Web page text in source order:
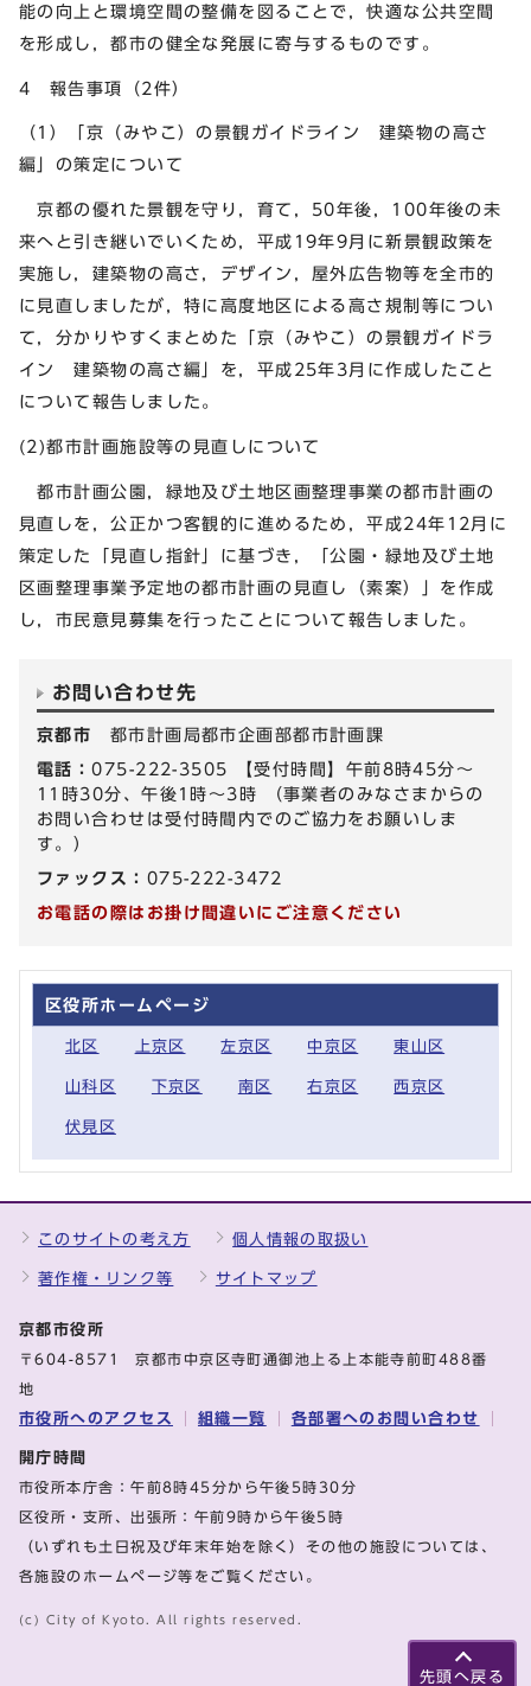
能の向上と環境空間の整備を図ることで，快適な公共空間
を形成し，都市の健全な発展に寄与するものです。
4 報告事項（2件）
（1）「京（みやこ）の景観ガイドライン 建築物の高さ
編」の策定について
京都の優れた景観を守り，育て，50年後，100年後の未
来へと引き継いでいくため，平成19年9月に新景観政策を
実施し，建築物の高さ，デザイン，屋外広告物等を全市的
に見直しましたが，特に高度地区による高さ規制等につい
て，分かりやすくまとめた「京（みやこ）の景観ガイドラ
イン 建築物の高さ編」を，平成25年3月に作成したこと
について報告しました。
(2)都市計画施設等の見直しについて
都市計画公園，緑地及び土地区画整理事業の都市計画の
見直しを，公正かつ客観的に進めるため，平成24年12月に
策定した「見直し指針」に基づき，「公園・緑地及び土地
区画整理事業予定地の都市計画の見直し（素案）」を作成
し，市民意見募集を行ったことについて報告しました。
お問い合わせ先
京都市 都市計画局都市企画部都市計画課
電話：075-222-3505 【受付時間】午前8時45分～
11時30分、午後1時～3時 （事業者のみなさまからの
お問い合わせは受付時間内でのご協力をお願いしま
す。）
ファックス： 075-222-3472
お電話の際はお掛け間違いにご注意ください
区役所ホームページ
北区 上京区 左京区 中京区 東山区
山科区 下京区 南区 右京区 西京区
伏見区
先頭へ戻る
このサイトの考え方 個人情報の取扱い
著作権・リンク等 サイトマップ
京都市役所
〒604-8571 京都市中京区寺町通御池上る上本能寺前町488番
地
市役所へのアクセス 組織一覧 各部署へのお問い合わせ
開庁時間
市役所本庁舎：午前8時45分から午後5時30分
区役所・支所、出張所：午前9時から午後5時
（いずれも土日祝及び年末年始を除く）その他の施設については、
各施設のホームページ等をご覧ください。
(c) City of Kyoto. All rights reserved.